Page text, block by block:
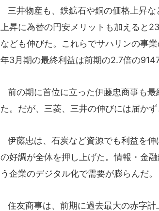
三井物産も、鉄鉱石や銅の価格上昇
上昇に為替の円安メリットも加えると
なども伸びた。これらでサハリンの事
年3月期の最終利益は前期の2.7倍の
前の期に首位に立った伊藤忠商事も
た。だが、三菱、三井の伸びには届かず
伊藤忠は、石炭など資源でも利益を
の好調が全体を押し上げた。情報・金
う企業のデジタル化で需要が膨らんだ。
住友商事は、前期に過去最大の赤字